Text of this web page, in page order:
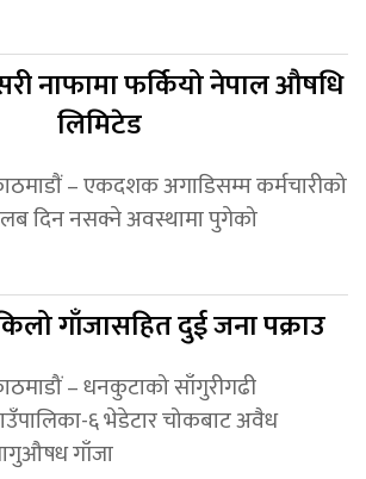
नाफामा फर्कियो नेपाल औषधि
लिमिटेड
– एकदशक अगाडिसम्म कर्मचारीको
दिन नसक्ने अवस्थामा पुगेको
गाँजासहित दुई जना पक्राउ
– धनकुटाको साँगुरीगढी
६ भेडेटार चोकबाट अवैध
गाँजा